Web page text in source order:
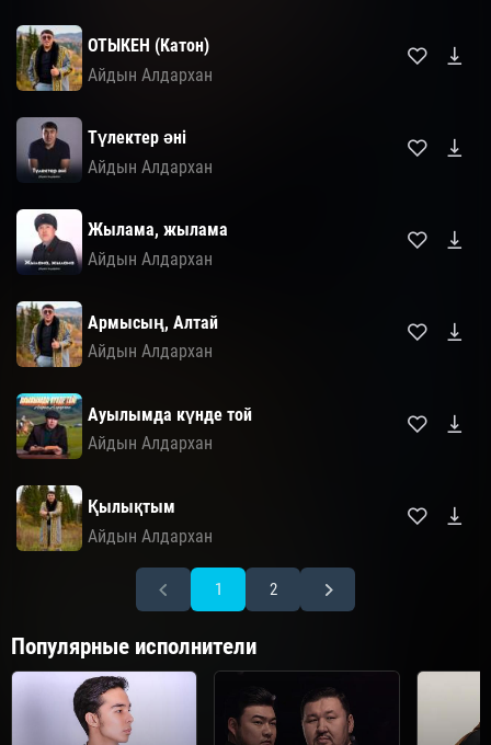
ОТЫКЕН (Катон)
Айдын Алдархан
Түлектер әні
Айдын Алдархан
Жылама, жылама
Айдын Алдархан
Армысың, Алтай
Айдын Алдархан
Ауылымда күнде той
Айдын Алдархан
Қылықтым
Айдын Алдархан
1 2
Популярные исполнители